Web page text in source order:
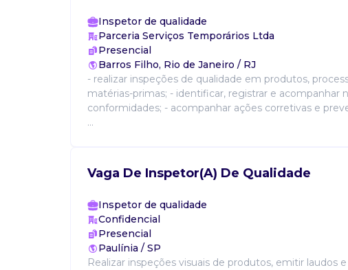
Inspetor de qualidade
Parceria Serviços Temporários Ltda
Presencial
Barros Filho, Rio de Janeiro / RJ
- realizar inspeções de qualidade em produtos,
matérias-primas; - identificar, registrar e acompanhar
conformidades; - acompanhar ações corretivas e
...
Vaga De Inspetor(A) De Qualidade
Inspetor de qualidade
Confidencial
Presencial
Paulínia / SP
Realizar inspeções visuais de produtos, emitir laudos